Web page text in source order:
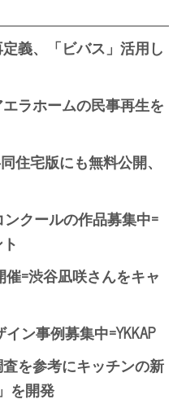
義、「ビバス」活用し
ラホームの民事再生を
住宅版にも無料公開、
クールの作品募集中=
=渋谷凪咲さんをキャ
ン事例募集中=YKKAP
を参考にキッチンの新
を開発